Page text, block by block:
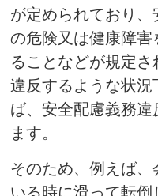
が定められており
の危険又は健康障害
ることなどが規定
違反するような状
ば、安全配慮義務違
ます。
そのため、例えば
いる時に滑って転